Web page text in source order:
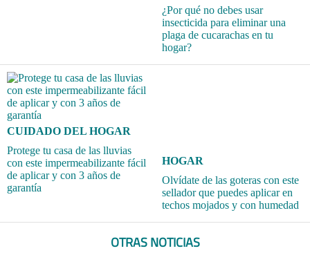
¿Por qué no debes usar
insecticida para eliminar una
plaga de cucarachas en tu
hogar?
CUIDADO DEL HOGAR
Protege tu casa de las lluvias
con este impermeabilizante fácil
de aplicar y con 3 años de
garantía
HOGAR
Olvídate de las goteras con este
sellador que puedes aplicar en
techos mojados y con humedad
OTRAS NOTICIAS